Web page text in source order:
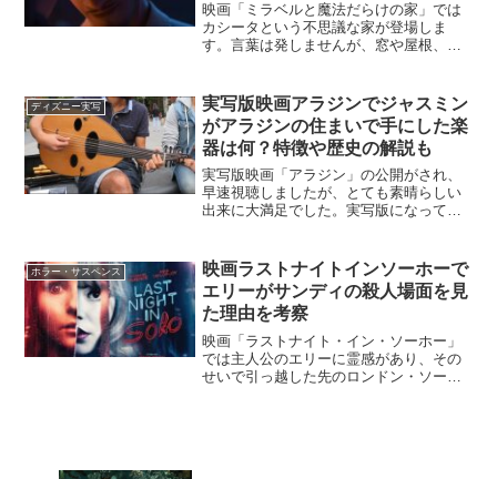
映画「ミラベルと魔法だらけの家」では
カシータという不思議な家が登場しま
す。言葉は発しませんが、窓や屋根、石
家です。このカシータですが、作中のア
ルマの思い出話の中で、自ら...
ディズニー実写
実写版映画アラジンでジャスミン
がアラジンの住まいで手にした楽
器は何？特徴や歴史の解説も
実写版映画「アラジン」の公開がされ、
早速視聴しましたが、とても素晴らしい
出来に大満足でした。実写版になって、
ていて、とても楽しめました。特にジャ
スミンとアラジンの心の変...
ホラー・サスペンス
映画ラストナイトインソーホーで
エリーがサンディの殺人場面を見
た理由を考察
映画「ラストナイト・イン・ソーホー」
では主人公のエリーに霊感があり、その
せいで引っ越した先のロンドン・ソーホ